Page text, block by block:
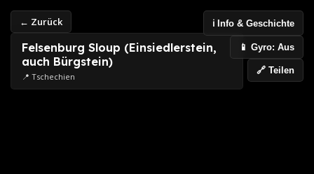
← Zurück
Felsenburg Sloup (Einsiedlerstein,
auch Bürgstein)
📍 Tschechien
ℹ️ Info & Geschichte
📱 Gyro: Aus
🔗 Teilen